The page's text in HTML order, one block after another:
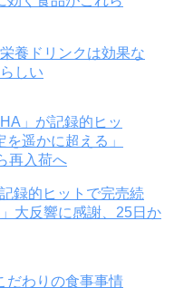
養ドリンクは効果な
しい
録的ヒットで完売続
大反響に感謝、25日か